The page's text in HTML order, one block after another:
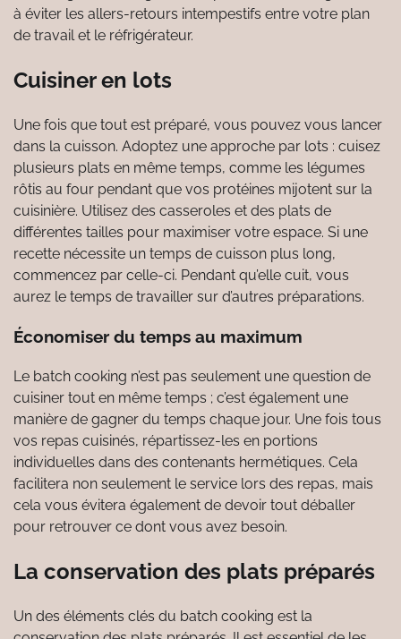
à éviter les allers-retours intempestifs entre votre plan
de travail et le réfrigérateur.
Cuisiner en lots
Une fois que tout est préparé, vous pouvez vous lancer
dans la cuisson. Adoptez une approche par lots : cuisez
plusieurs plats en même temps, comme les légumes
rôtis au four pendant que vos protéines mijotent sur la
cuisinière. Utilisez des casseroles et des plats de
différentes tailles pour maximiser votre espace. Si une
recette nécessite un temps de cuisson plus long,
commencez par celle-ci. Pendant qu’elle cuit, vous
aurez le temps de travailler sur d’autres préparations.
Économiser du temps au maximum
Le batch cooking n’est pas seulement une question de
cuisiner tout en même temps ; c’est également une
manière de gagner du temps chaque jour. Une fois tous
vos repas cuisinés, répartissez-les en portions
individuelles dans des contenants hermétiques. Cela
facilitera non seulement le service lors des repas, mais
cela vous évitera également de devoir tout déballer
pour retrouver ce dont vous avez besoin.
La conservation des plats préparés
Un des éléments clés du batch cooking est la